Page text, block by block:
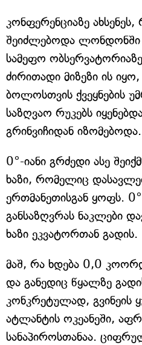
კონფერენციაზე
შეიძლებოდა ლონდონში
სამეფო
ძირითადი მიზეზი ის
ბოლოსთვის ქვეყნების
საზღვაო რუკებს
გრინვიჩიდან იზომებოდა.
0°-იანი გრძედი ასე
ხაზი, რომელიც
ერთმანეთისგან ყოფს.
განსაზღვრას ნაკლები
ხაზი ეკვატორთან გადის.
მაშ, რა ხდება 0,0
და განედიც წყალზე
კონკრეტულად, გვინეის
ატლანტის ოკეანეში,
სანაპიროსთანაა.